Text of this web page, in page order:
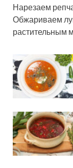
Нарезаем
Обжариваем
растительным